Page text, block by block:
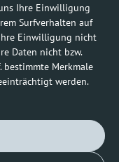
Ihre Einwilligung
Surfverhalten auf
Einwilligung nicht
Daten nicht bzw.
Merkmale
werden.